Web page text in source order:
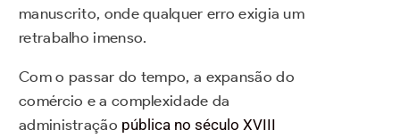
manuscrito, onde qualquer erro exigia um
retrabalho imenso.
Com o passar do tempo, a expansão do
comércio e a complexidade da
administração pública no século XVIII